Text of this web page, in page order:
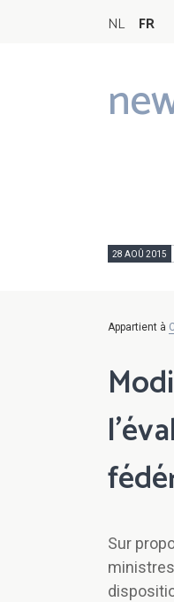
NL FR
Main
28 AOÛ 2015
Appartient à
Sur